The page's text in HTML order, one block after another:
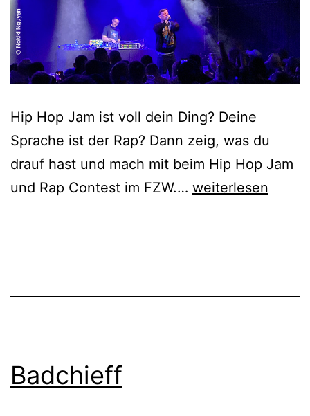
Hip Hop Jam ist voll dein Ding? Deine
Sprache ist der Rap? Dann zeig, was du
drauf hast und mach mit beim Hip Hop Jam
und Rap Contest im FZW.… Bring
weiterlesen
Badchieff